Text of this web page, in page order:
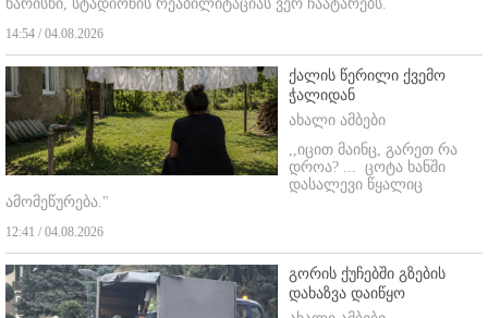
ხარისხი, სტადიონის რეაბილიტაციას ვერ ჩაატარებს.
14:54 / 04.08.2026
ქალის წერილი ქვემო
ჭალიდან
ახალი ამბები
,,იცით მაინც, გარეთ რა
დროა? ... ცოტა ხანში
დასალევი წყალიც
ამომეწურება."
12:41 / 04.08.2026
გორის ქუჩებში გზების
დახაზვა დაიწყო